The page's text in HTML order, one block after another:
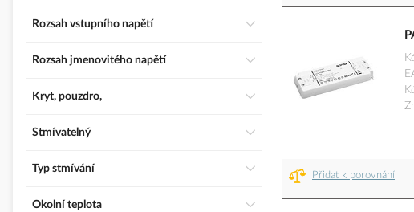
Přidat k porovnání
Rozsah vstupního napětí
Rozsah jmenovitého napětí
Kryt, pouzdro,
Stmívatelný
Typ stmívání
Okolní teplota